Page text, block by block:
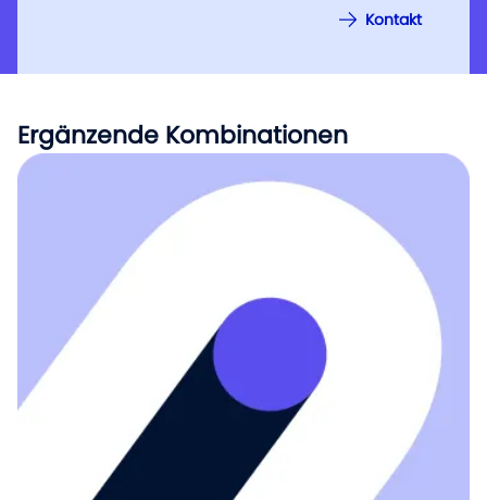
Kontakt
Kontakt
Kontakt
Ergänzende Kombinationen